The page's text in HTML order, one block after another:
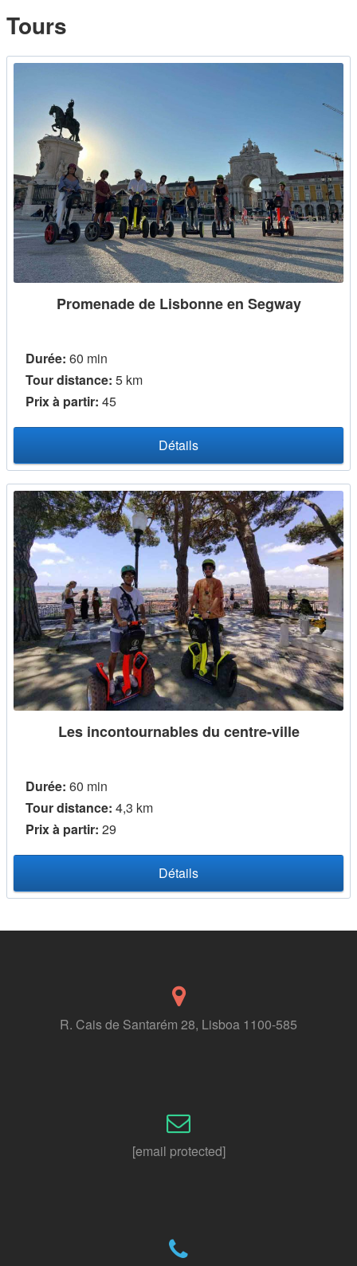
Tours
Promenade de Lisbonne en Segway
Durée: 60 min
Tour distance: 5 km
Prix ​​à partir: 45
Détails
Les incontournables du centre-ville
Durée: 60 min
Tour distance: 4,3 km
Prix ​​à partir: 29
Détails
R. Cais de Santarém 28, Lisboa 1100-585
[email protected]